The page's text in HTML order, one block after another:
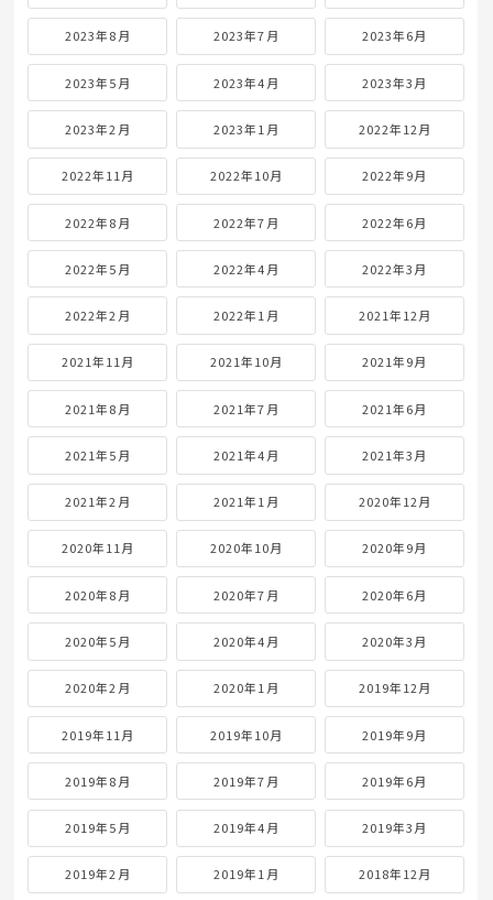
2023年8月 2023年7月 2023年6月
2023年5月 2023年4月 2023年3月
2023年2月 2023年1月 2022年12月
2022年11月 2022年10月 2022年9月
2022年8月 2022年7月 2022年6月
2022年5月 2022年4月 2022年3月
2022年2月 2022年1月 2021年12月
2021年11月 2021年10月 2021年9月
2021年8月 2021年7月 2021年6月
2021年5月 2021年4月 2021年3月
2021年2月 2021年1月 2020年12月
2020年11月 2020年10月 2020年9月
2020年8月 2020年7月 2020年6月
2020年5月 2020年4月 2020年3月
2020年2月 2020年1月 2019年12月
2019年11月 2019年10月 2019年9月
2019年8月 2019年7月 2019年6月
2019年5月 2019年4月 2019年3月
2019年2月 2019年1月 2018年12月